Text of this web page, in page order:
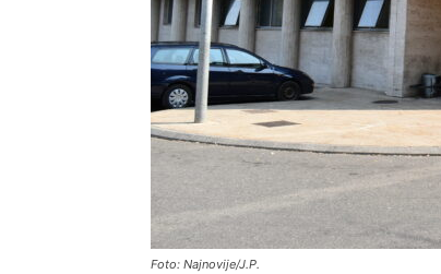
Foto: Najnovije/J.P.